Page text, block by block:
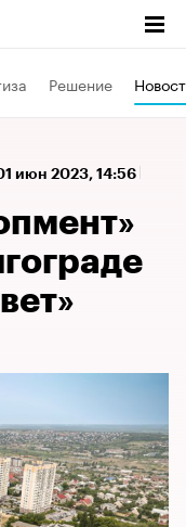
Решение
июн 2023, 14:56